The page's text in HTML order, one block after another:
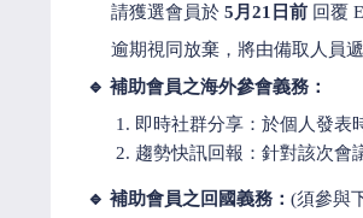
請獲選會員於 5月21日前 回覆
逾期視同放棄，將由備取人員遞
🔹 補助會員之海外參會義務 ：
即時社群分享：於個人發表
趨勢快訊回報：針對該次會
🔹 補助會員之回國義務 ： (須參與